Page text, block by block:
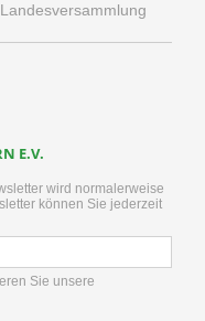
E.V.
wird normalerweise
können Sie jederzeit
Sie unsere